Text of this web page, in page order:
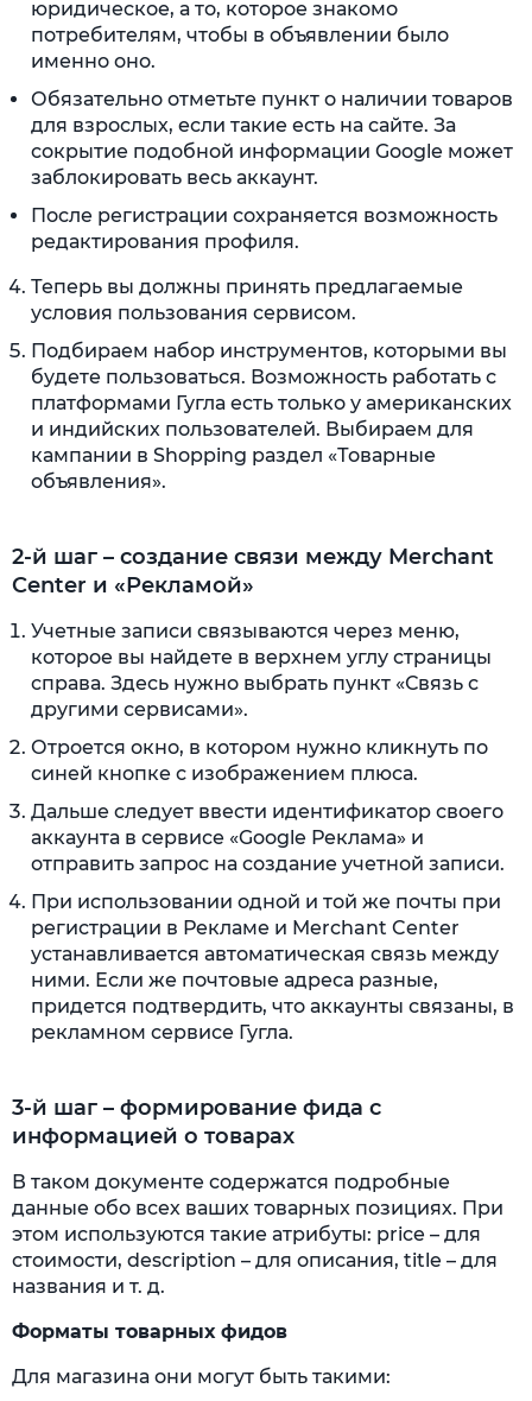
юридическое, а то, которое знакомо
потребителям, чтобы в объявлении было
именно оно.
Обязательно отметьте пункт о наличии товаров
для взрослых, если такие есть на сайте. За
сокрытие подобной информации Google может
заблокировать весь аккаунт.
После регистрации сохраняется возможность
редактирования профиля.
Теперь вы должны принять предлагаемые
условия пользования сервисом.
Подбираем набор инструментов, которыми вы
будете пользоваться. Возможность работать с
платформами Гугла есть только у американских
и индийских пользователей. Выбираем для
кампании в Shopping раздел «Товарные
объявления».
2-й шаг – создание связи между Merchant
Center и «Рекламой»
Учетные записи связываются через меню,
которое вы найдете в верхнем углу страницы
справа. Здесь нужно выбрать пункт «Связь с
другими сервисами».
Отроется окно, в котором нужно кликнуть по
синей кнопке с изображением плюса.
Дальше следует ввести идентификатор своего
аккаунта в сервисе «Google Реклама» и
отправить запрос на создание учетной записи.
При использовании одной и той же почты при
регистрации в Рекламе и Merchant Center
устанавливается автоматическая связь между
ними. Если же почтовые адреса разные,
придется подтвердить, что аккаунты связаны, в
рекламном сервисе Гугла.
3-й шаг – формирование фида с
информацией о товарах
В таком документе содержатся подробные
данные обо всех ваших товарных позициях. При
этом используются такие атрибуты: price – для
стоимости, description – для описания, title – для
названия и т. д.
Форматы товарных фидов
Для магазина они могут быть такими: